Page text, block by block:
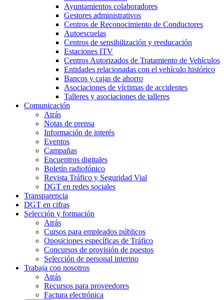
Ayuntamientos colaboradores
Gestores administrativos
Centros de Reconocimiento de Conductores
Autoescuelas
Centros de sensibilización y reeducación
Estaciones ITV
Centros Autorizados de Tratamiento de Vehículos
Entidades relacionadas con el vehículo histórico
Bancos y cajas de ahorro
Asociaciones de víctimas de accidentes
Talleres y asociaciones de talleres
Comunicación
Atrás
Notas de prensa
Información de interés
Eventos
Campañas
Encuentros digitales
Boletín radiofónico
Revista Tráfico y Seguridad Vial
DGT en redes sociales
Transparencia
DGT en cifras
Selección y formación
Atrás
Cursos para empleados públicos
Oposiciones específicas de Tráfico
Concursos de provisión de puestos
Selección de personal interino
Trabaja con nosotros
Atrás
Recursos para proveedores
Factura electrónica